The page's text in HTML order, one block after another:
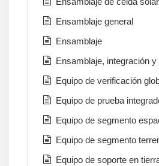
Ensamblaje general
Ensamblaje
Ensamblaje, integración y
Equipo de verificación
Equipo de prueba
Equipo de segmento
Equipo de segmento
Equipo de soporte en